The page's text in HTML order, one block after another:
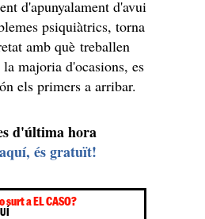
d'apunyalament d'avui
psiquiàtrics, torna
amb què treballen
majoria d'ocasions, es
els primers a arribar.
d'última hora
és gratuït!
surt a EL CASO?